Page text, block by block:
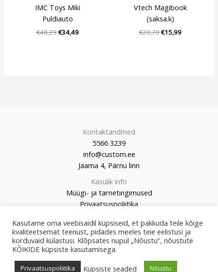
IMC Toys Miki
Puldiauto
€48,29€34,49
Vtech Magibook
(saksa.k)
€20,70€15,99
Kontaktandmed
5566 3239
info@custom.ee
Jaama 4, Pärnu linn
Kasulik info
Müügi- ja tarnetingimused
Privaatsuspoliitika
© 2026 Custom Market
Kasutame oma veebisaidil küpsiseid, et pakkuda teile kõige
kvaliteetsemat teenust, pidades meeles teie eelistusi ja
korduvaid külastusi. Klõpsates nupul „Nõustu”, nõustute
KÕIKIDE küpsiste kasutamisega.
Privaatsuspoliitika Küpsiste seaded Nõustu